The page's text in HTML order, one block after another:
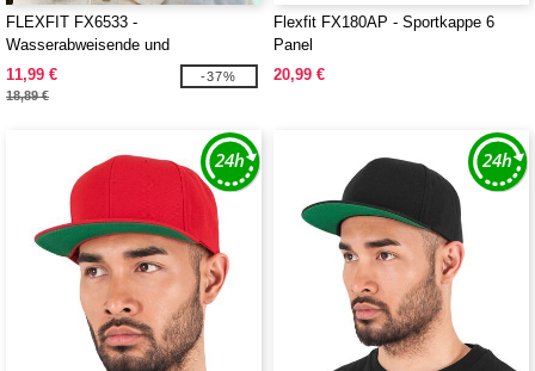
FLEXFIT FX6533 -
Wasserabweisende und
atmungsaktive Kappe
11,99 €
18,89 €
-37%
Flexfit FX180AP - Sportkappe 6
Panel
20,99 €